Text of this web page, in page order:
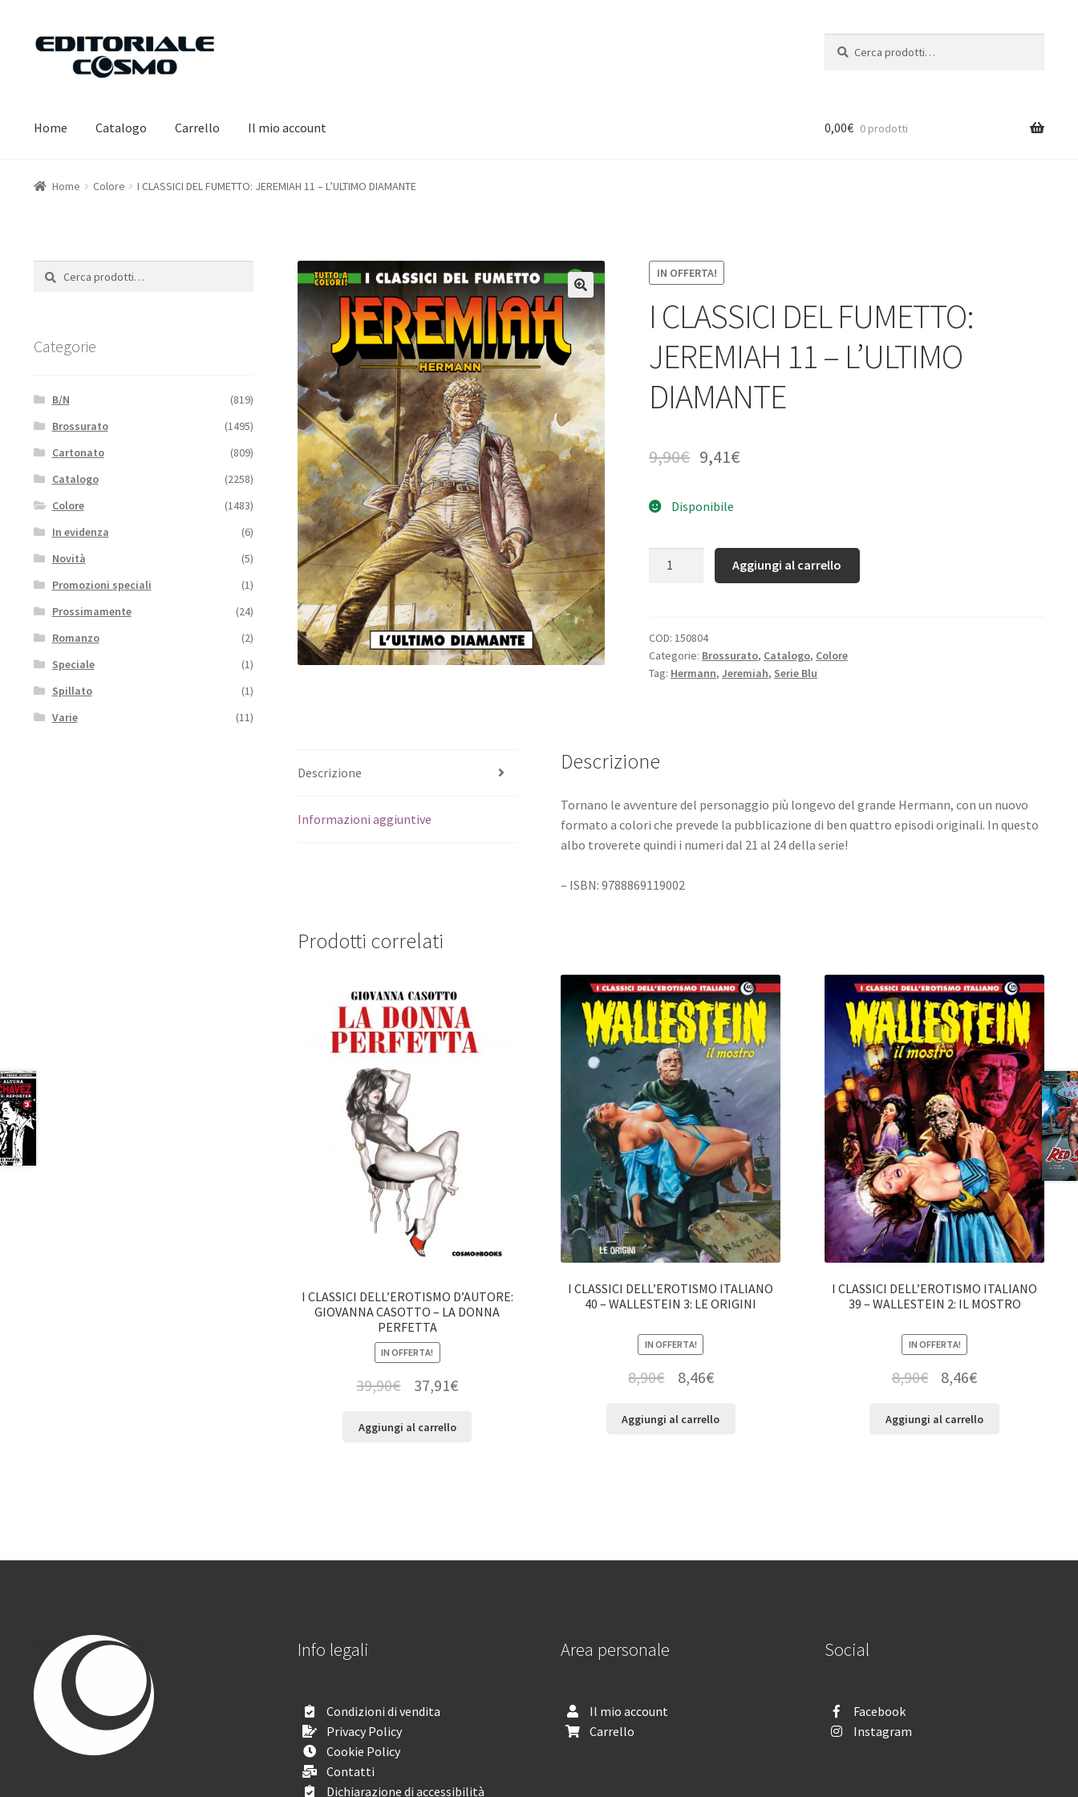
Vai
navigazione
Vai
Home Catalogo Carrello Il mio account 0,00€ 0 prodotti
Home Colore I CLASSICI DEL FUMETTO: JEREMIAH 11 – L’ULTIMO DIAMANTE
IN OFFERTA!
I CLASSICI DEL FUMETTO:
JEREMIAH 11 – L’ULTIMO
DIAMANTE
9,90€ 9,41€
Disponibile
Aggiungi al carrello
COD: 150804
Categorie: Brossurato, Catalogo, Colore
Tag: Hermann, Jeremiah, Serie Blu
Descrizione
Informazioni aggiuntive
Descrizione
Tornano le avventure del personaggio più longevo del grande Hermann, con un nuovo
formato a colori che prevede la pubblicazione di ben quattro episodi originali. In questo
albo troverete quindi i numeri dal 21 al 24 della serie!
– ISBN: 9788869119002
Prodotti correlati
I CLASSICI DELL’EROTISMO D’AUTORE:
GIOVANNA CASOTTO – LA DONNA
PERFETTA
IN OFFERTA!
39,90€ 37,91€
Aggiungi al carrello
I CLASSICI DELL’EROTISMO ITALIANO
40 – WALLESTEIN 3: LE ORIGINI
IN OFFERTA!
8,90€ 8,46€
Aggiungi al carrello
I CLASSICI DELL’EROTISMO ITALIANO
39 – WALLESTEIN 2: IL MOSTRO
IN OFFERTA!
8,90€ 8,46€
Aggiungi al carrello
Cerca:
Cerca
Categorie
B/N
(819)
Brossurato
(1495)
Cartonato
(809)
Catalogo
(2258)
Colore
(1483)
In evidenza
(6)
Novità
(5)
Promozioni speciali
(1)
Prossimamente
(24)
Romanzo
(2)
Speciale
(1)
Spillato
(1)
Varie
(11)
Info legali
Condizioni di vendita
Privacy Policy
Cookie Policy
Contatti
Dichiarazione di accessibilità
Area personale
Il mio account
Carrello
Social
Facebook
Instagram